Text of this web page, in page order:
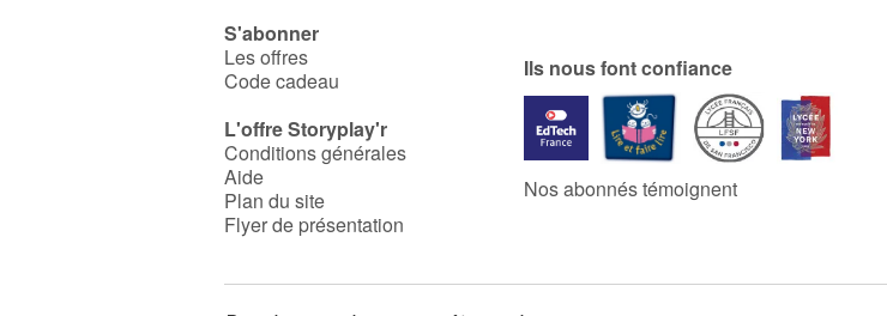
S'abonner
Les offres
Code cadeau
L'offre Storyplay'r
Conditions générales
Aide
Plan du site
Flyer de présentation
Ils nous font confiance
Nos abonnés témoignent